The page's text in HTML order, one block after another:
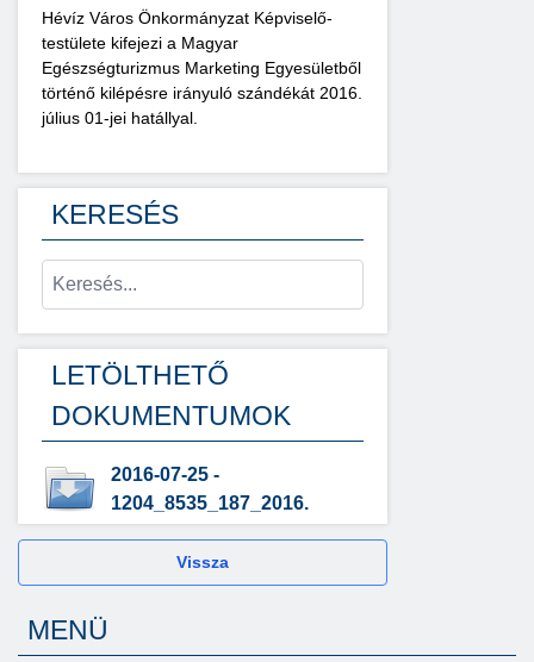
Hévíz Város Önkormányzat Képviselő-
testülete kifejezi a Magyar
Egészségturizmus Marketing Egyesületből
történő kilépésre irányuló szándékát 2016.
július 01-jei hatállyal.
KERESÉS
LETÖLTHETŐ
DOKUMENTUMOK
2016-07-25 -
1204_8535_187_2016.
Vissza
MENÜ